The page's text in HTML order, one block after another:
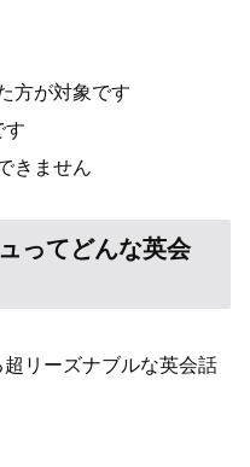
方が対象です
す
きません
ってどんな英会
リーズナブルな英会話